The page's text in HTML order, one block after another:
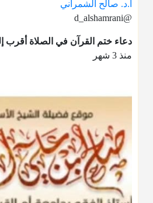
أ.د. صالح الشمراني
@d_alshamrani
دعاء ختم القرآن في الصلاة أقرب
منذ 3 شهر